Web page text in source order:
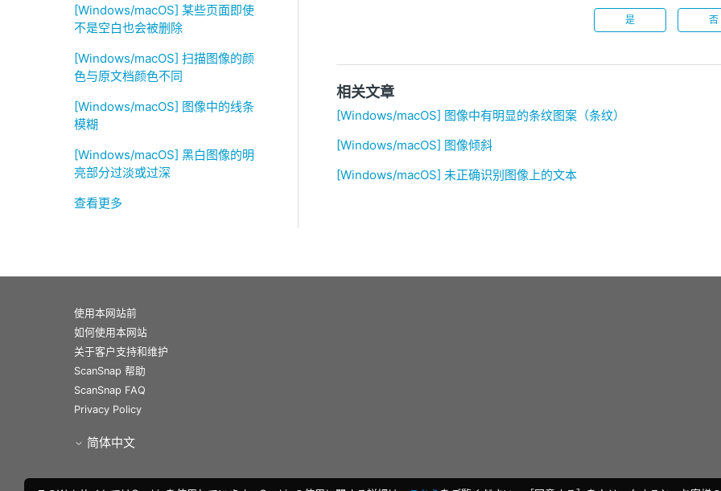
[Windows/macOS] 某些页面即使
不是空白也会被删除
[Windows/macOS] 扫描图像的颜
色与原文档颜色不同
[Windows/macOS] 图像中的线条
模糊
[Windows/macOS] 黑白图像的明
亮部分过淡或过深
查看更多
是 否
相关文章
[Windows/macOS] 图像中有明显的条纹图案（条纹）
[Windows/macOS] 图像倾斜
[Windows/macOS] 未正确识别图像上的文本
使用本网站前
如何使用本网站
关于客户支持和维护
ScanSnap 帮助
ScanSnap FAQ
Privacy Policy
简体中文